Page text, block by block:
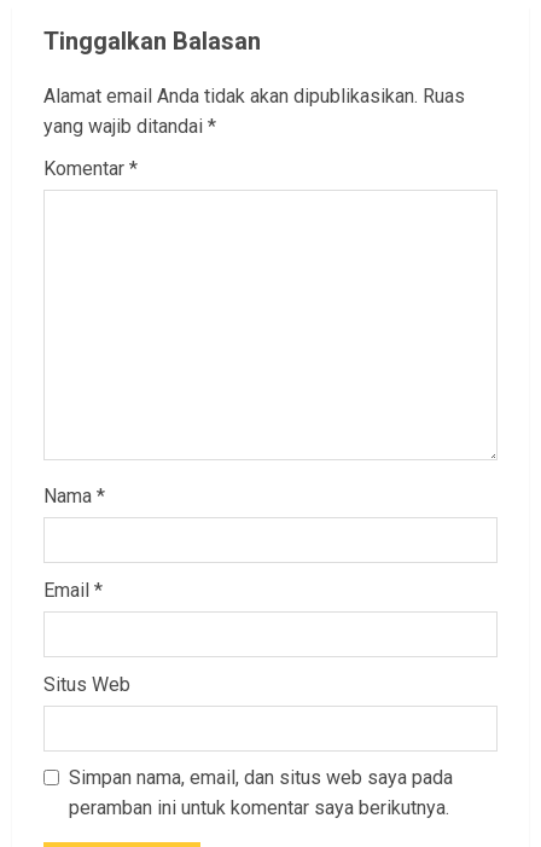
Tinggalkan Balasan
Alamat email Anda tidak akan dipublikasikan. Ruas
yang wajib ditandai *
Komentar *
Nama *
Email *
Situs Web
Simpan nama, email, dan situs web saya pada
peramban ini untuk komentar saya berikutnya.